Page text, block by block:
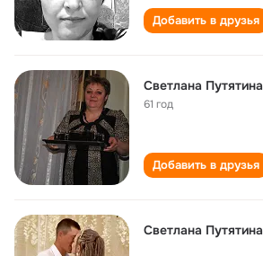
Добавить в друзья
Светлана Путятина
61 год
Добавить в друзья
Светлана Путятина